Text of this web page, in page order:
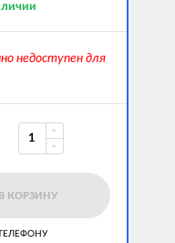
недоступен для
КОРЗИНУ